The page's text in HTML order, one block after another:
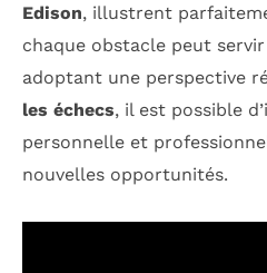
Edison, illustrent
chaque obstacle peut
adoptant une perspective
les échecs, il est possible
personnelle et
nouvelles opportunités.